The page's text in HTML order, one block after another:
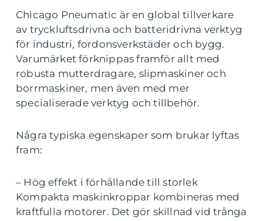
Chicago Pneumatic är en global tillverkare
av tryckluftsdrivna och batteridrivna verktyg
för industri, fordonsverkstäder och bygg.
Varumärket förknippas framför allt med
robusta mutterdragare, slipmaskiner och
borrmaskiner, men även med mer
specialiserade verktyg och tillbehör.
Några typiska egenskaper som brukar lyftas
fram:
– Hög effekt i förhållande till storlek
Kompakta maskinkroppar kombineras med
kraftfulla motorer. Det gör skillnad vid trånga